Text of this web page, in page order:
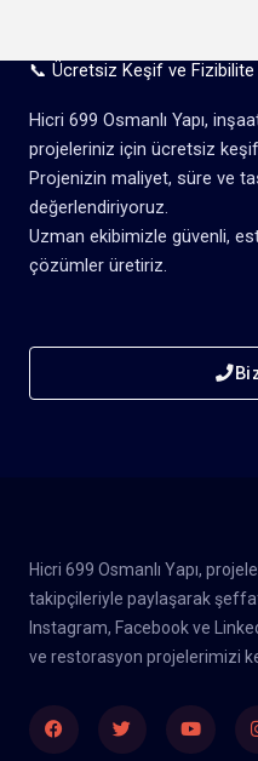
📞 Ücretsiz Keşif ve Fizibilite
Hicri 699 Osmanlı Yapı,
projeleriniz için ücretsiz
Projenizin maliyet, süre ve
değerlendiriyoruz.
Uzman ekibimizle güvenli,
çözümler üretiriz.
Hicri 699 Osmanlı Yapı,
takipçileriyle paylaşarak
Instagram, Facebook ve
ve restorasyon projelerimizi
FacebookTwitter Youtube